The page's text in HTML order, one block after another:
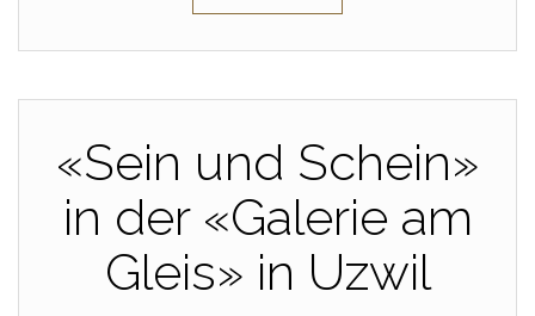
«Sein und Schein»
in der «Galerie am
Gleis» in Uzwil